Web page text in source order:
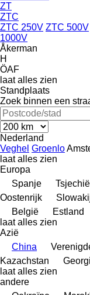
ZT
ZTC
ZTC 250V ZTC 500V
1000V
Åkerman
H
ÖAF
laat alles zien
Standplaats
Zoek binnen een
Nederland
Veghel Groenlo
laat alles zien
Europa
Spanje
Tsjechië
Oostenrijk
België
Estland
laat alles zien
Azië
China
Kazachstan
laat alles zien
andere